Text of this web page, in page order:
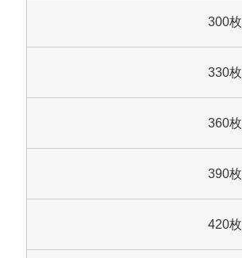
300枚
330枚
360枚
390枚
420枚